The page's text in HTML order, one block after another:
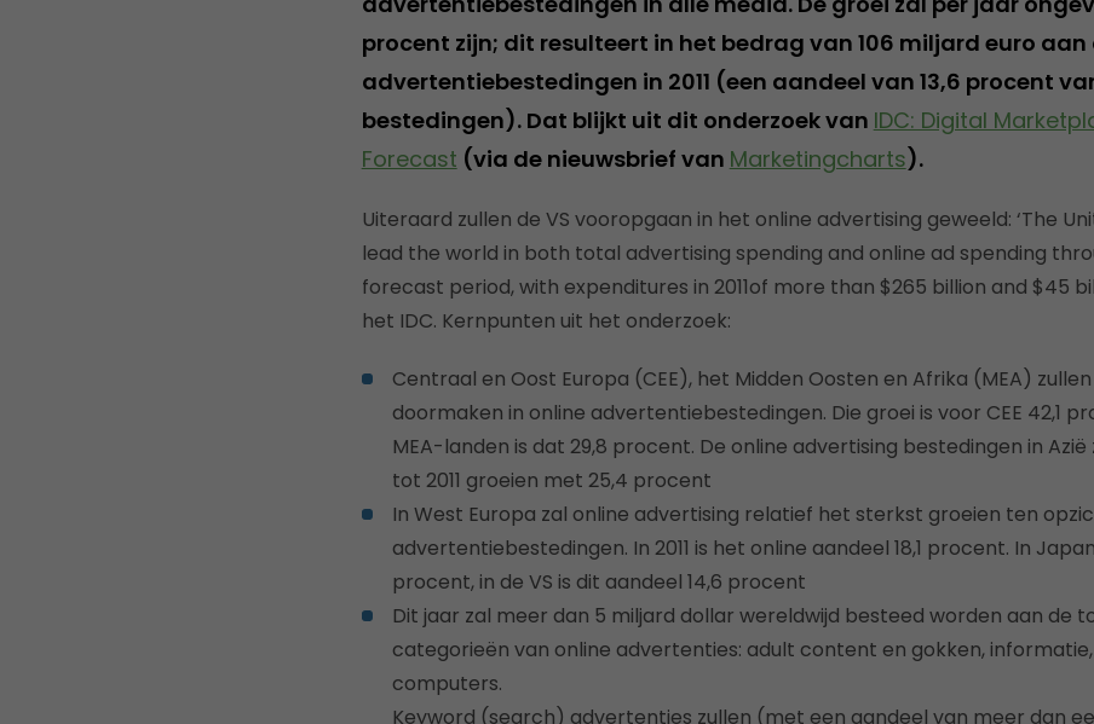
procent zijn; dit resulteert in het bedrag van 106 miljard euro aan
advertentiebestedingen in 2011 (een aandeel van 13,6 procent
bestedingen). Dat blijkt uit dit onderzoek van IDC: Digital
Forecast (via de nieuwsbrief van Marketingcharts).
Uiteraard zullen de VS vooropgaan in het online advertising geweeld: ‘The
lead the world in both total advertising spending and online ad spending
forecast period, with expenditures in 2011of more than $265 billion and $45
het IDC. Kernpunten uit het onderzoek:
Centraal en Oost Europa (CEE), het Midden Oosten en Afrika (MEA)
doormaken in online advertentiebestedingen. Die groei is voor CEE 42,1
MEA-landen is dat 29,8 procent. De online advertising bestedingen in Azië
tot 2011 groeien met 25,4 procent
In West Europa zal online advertising relatief het sterkst groeien ten
advertentiebestedingen. In 2011 is het online aandeel 18,1 procent. In
procent, in de VS is dit aandeel 14,6 procent
Dit jaar zal meer dan 5 miljard dollar wereldwijd besteed worden aan de
categorieën van online advertenties: adult content en gokken,
computers.
Keyword (search) advertenties zullen (met een aandeel van meer dan